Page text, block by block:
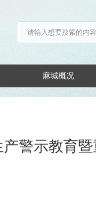
麻城概况
警示教育